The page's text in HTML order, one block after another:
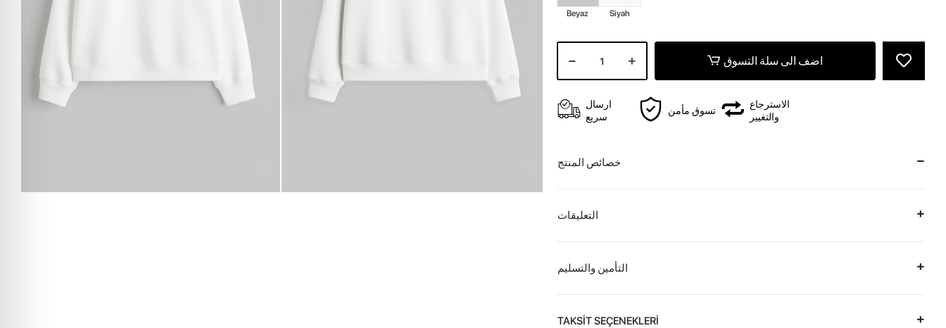
Beyaz Siyah
اضف الى سلة التسوق
ارسال
سريع
تسوق مأمن
الاسترجاع
والتغيير
خصائص المنتج
التعليقات
التأمين والتسليم
TAKSİT SEÇENEKLERİ